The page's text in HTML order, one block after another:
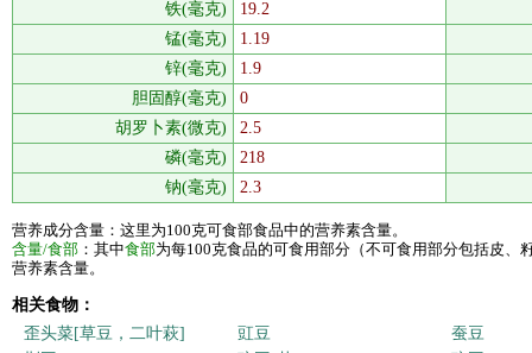
铁(毫克)
19.2
锰(毫克)
1.19
锌(毫克)
1.9
胆固醇(毫克)
0
胡罗卜素(微克)
2.5
磷(毫克)
218
钠(毫克)
2.3
营养成分含量：这里为100克可食部食品中的营养素含量。
含量/食部 ：其中食部为每100克食品的可食用部分（不可食用部分包括皮、
营养素含量。
相关食物：
歪头菜[草豆，二叶萩]
豇豆
蚕豆